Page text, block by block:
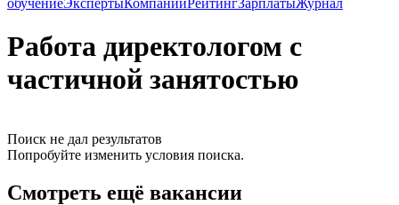
обучениеЭкспертыКомпанииРейтингЗарплатыЖурнал
Работа директологом с
частичной занятостью
Поиск не дал результатов
Попробуйте изменить условия поиска.
Смотреть ещё вакансии